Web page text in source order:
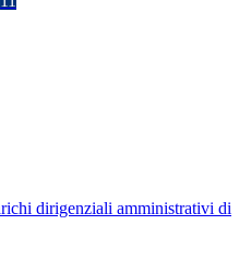
dirigenziali amministrativi di